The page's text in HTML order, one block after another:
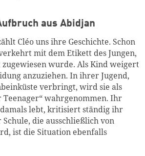
aus Abidjan
Cléo uns ihre Geschichte. Schon
mit dem Etikett des Jungen,
wurde. Als Kind weigert
anzuziehen. In ihrer Jugend,
verbringt, wird sie als
wahrgenommen. Ihr
lebt, kritisiert ständig ihr
die ausschließlich von
ist die Situation ebenfalls